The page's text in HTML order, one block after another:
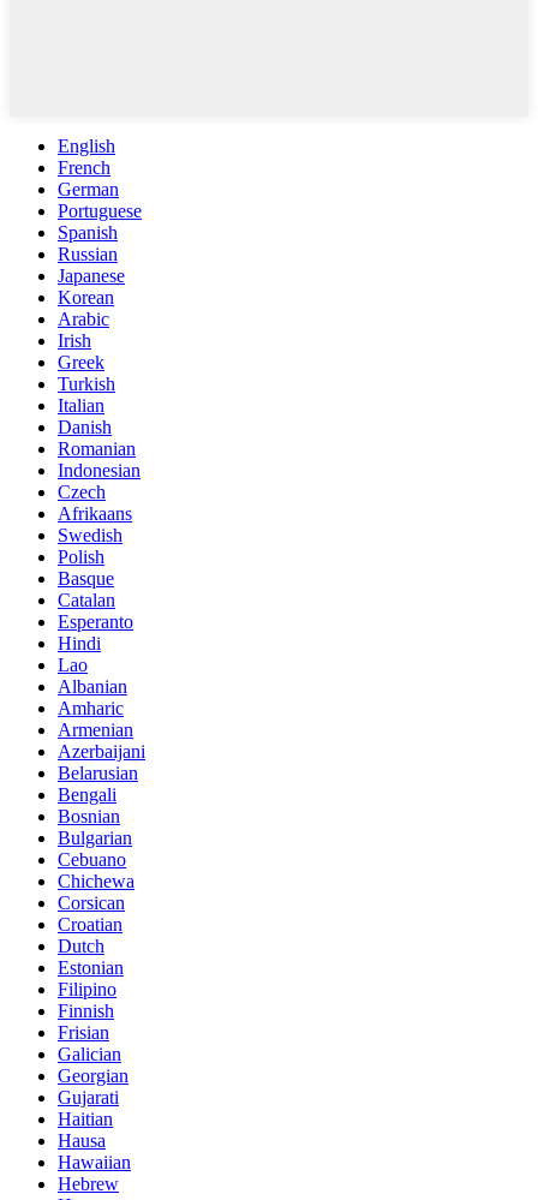
English
French
German
Portuguese
Spanish
Russian
Japanese
Korean
Arabic
Irish
Greek
Turkish
Italian
Danish
Romanian
Indonesian
Czech
Afrikaans
Swedish
Polish
Basque
Catalan
Esperanto
Hindi
Lao
Albanian
Amharic
Armenian
Azerbaijani
Belarusian
Bengali
Bosnian
Bulgarian
Cebuano
Chichewa
Corsican
Croatian
Dutch
Estonian
Filipino
Finnish
Frisian
Galician
Georgian
Gujarati
Haitian
Hausa
Hawaiian
Hebrew